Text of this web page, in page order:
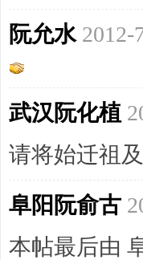
阮允水 2012-
武汉阮化植
请将始迁祖
阜阳阮俞古
本帖最后由